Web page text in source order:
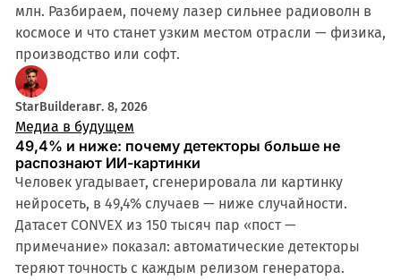
млн. Разбираем, почему лазер сильнее радиоволн в
космосе и что станет узким местом отрасли — физика,
производство или софт.
StarBuilderавг. 8, 2026
Медиа в будущем
49,4% и ниже: почему детекторы больше не
распознают ИИ-картинки
Человек угадывает, сгенерировала ли картинку
нейросеть, в 49,4% случаев — ниже случайности.
Датасет CONVEX из 150 тысяч пар «пост —
примечание» показал: автоматические детекторы
теряют точность с каждым релизом генератора.